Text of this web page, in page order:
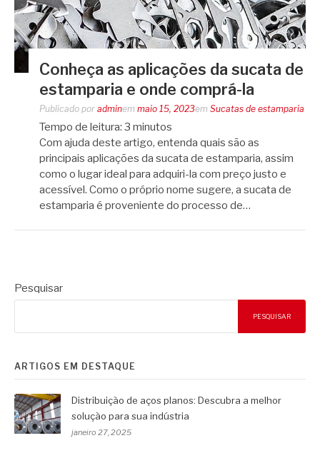
Conheça as aplicações da sucata de
estamparia e onde comprá-la
Publicado por adminem maio 15, 2023em Sucatas de estamparia
Tempo de leitura: 3 minutos
Com ajuda deste artigo, entenda quais são as
principais aplicações da sucata de estamparia, assim
como o lugar ideal para adquiri-la com preço justo e
acessível. Como o próprio nome sugere, a sucata de
estamparia é proveniente do processo de…
Pesquisar
PESQUISAR
ARTIGOS EM DESTAQUE
Distribuição de aços planos: Descubra a melhor
solução para sua indústria
janeiro 27, 2025